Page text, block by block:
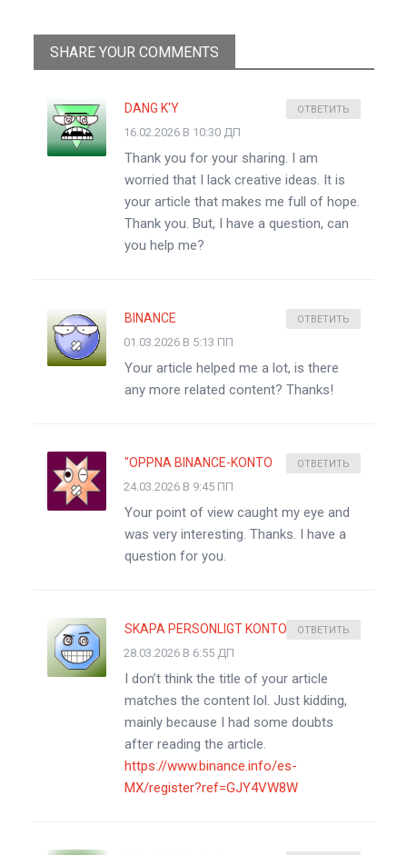
SHARE YOUR COMMENTS
DANG K'Y
16.02.2026 В 10:30 ДП
Thank you for your sharing. I am
worried that I lack creative ideas. It is
your article that makes me full of hope.
Thank you. But, I have a question, can
you help me?
ОТВЕТИТЬ
BINANCE
01.03.2026 В 5:13 ПП
Your article helped me a lot, is there
any more related content? Thanks!
ОТВЕТИТЬ
"OPPNA BINANCE-KONTO
24.03.2026 В 9:45 ПП
Your point of view caught my eye and
was very interesting. Thanks. I have a
question for you.
ОТВЕТИТЬ
SKAPA PERSONLIGT KONTO
28.03.2026 В 6:55 ДП
I don’t think the title of your article
matches the content lol. Just kidding,
mainly because I had some doubts
after reading the article.
https://www.binance.info/es-
MX/register?ref=GJY4VW8W
ОТВЕТИТЬ